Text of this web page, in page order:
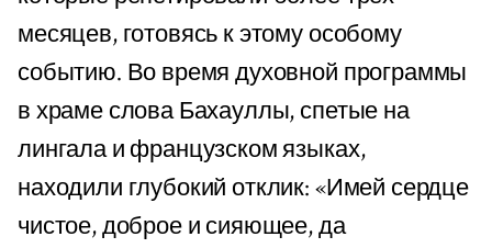
месяцев, готовясь к этому особому
событию. Во время духовной программы
в храме слова Бахауллы, спетые на
лингала и французском языках,
находили глубокий отклик: «Имей сердце
чистое, доброе и сияющее, да